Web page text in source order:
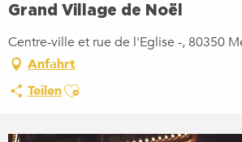
Grand Village de Noël
Centre-ville et rue de l'Eglise -, 80350
Anfahrt
TeilenAjouter aux favoris